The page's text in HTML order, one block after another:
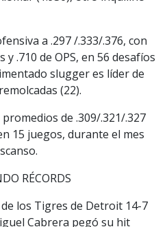
a .297 /.333/.376, con
.710 de OPS, en 56 desafíos
slugger es líder de
(22).
de .309/.321/.327
15 juegos, durante el mes
RÉCORDS
los Tigres de Detroit 14-7
Cabrera pegó su hit